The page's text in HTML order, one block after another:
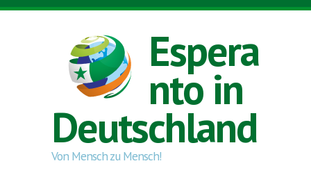
Direkt zum Inhalt
Espera
nto in
Deutschland
Von Mensch zu Mensch!